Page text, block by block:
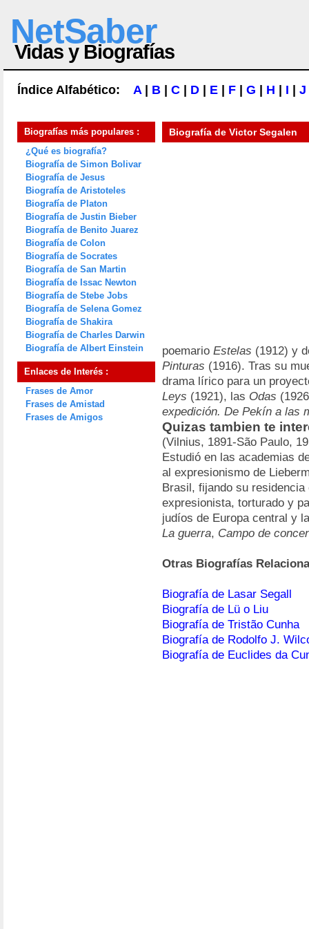
NetSaber
Vidas y Biografías
Índice Alfabético: A| B C D E F G H I J
Biografías más populares :
¿Qué es biografía?
Biografía de Simon Bolivar
Biografía de Jesus
Biografía de Aristoteles
Biografía de Platon
Biografía de Justin Bieber
Biografía de Benito Juarez
Biografía de Colon
Biografía de Socrates
Biografía de San Martin
Biografía de Issac Newton
Biografía de Stebe Jobs
Biografía de Selena Gomez
Biografía de Shakira
Biografía de Charles Darwin
Biografía de Albert Einstein
Enlaces de Interés :
Frases de Amor
Frases de Amistad
Frases de Amigos
Biografía de Victor Segalen
poemario Estelas (1912) y
Pinturas (1916). Tras su
drama lírico para un
Leys (1921), las Odas
expedición. De Pekín a las
Quizas tambien te
(Vilnius, 1891-São Paulo,
Estudió en las academias
al expresionismo de
Brasil, fijando su
expresionista, torturado y
judíos de Europa central y
La guerra, Campo de
Otras Biografías
Biografía de Lasar Segall
Biografía de Lü o Liu
Biografía de Tristão Cunha
Biografía de Rodolfo J.
Biografía de Euclides da